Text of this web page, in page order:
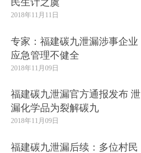
2018年11月11日
专家：福建碳九泄漏涉事企业
应急管理不健全
2018年11月09日
福建碳九泄漏官方通报发布 泄
漏化学品为裂解碳九
2018年11月09日
福建碳九泄漏后续：多位村民